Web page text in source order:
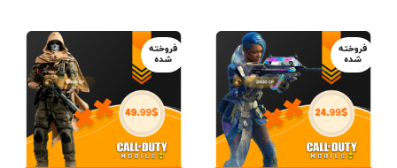
فروخته
شده
فروخته
شده